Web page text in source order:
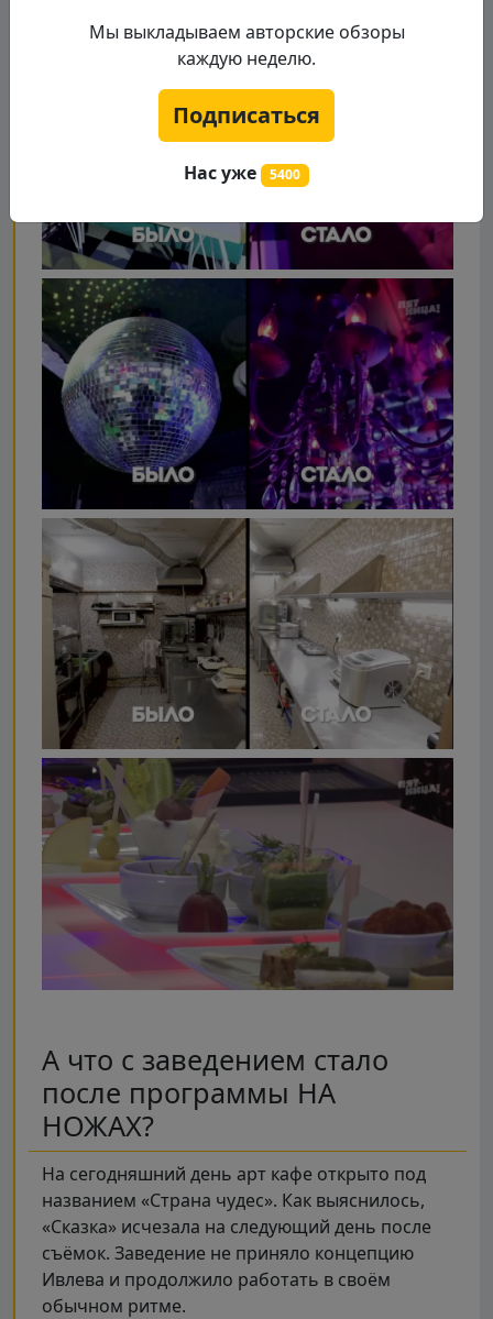
А что с заведением стало
после программы НА
НОЖАХ?
На сегодняшний день арт кафе открыто под
названием «Страна чудес». Как выяснилось,
«Сказка» исчезала на следующий день после
съёмок. Заведение не приняло концепцию
Ивлева и продолжило работать в своём
обычном ритме.
Мы выкладываем авторские обзоры
каждую неделю.
Подписаться
Нас уже 5400